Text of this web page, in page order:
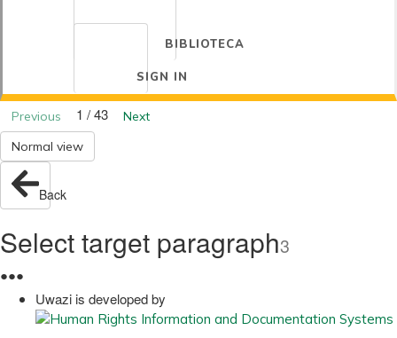
BIBLIOTECA
SIGN IN
Previous 1 / 43
Next
Normal view
Back
Select target paragraph3
●●●
Uwazi is developed by